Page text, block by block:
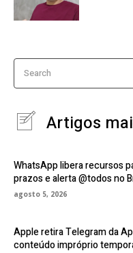
Search
Artigos
WhatsApp libera recursos
prazos e alerta @todos no
agosto 5, 2026
Apple retira Telegram da
conteúdo impróprio